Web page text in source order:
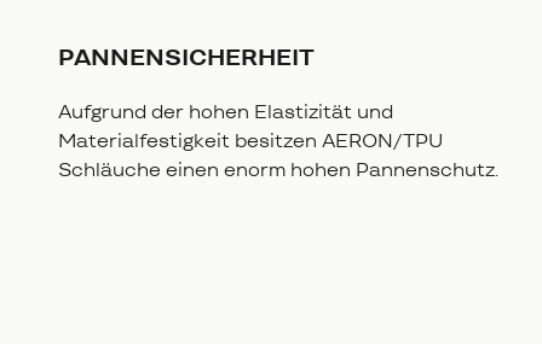
PANNENSICHERHEIT
Aufgrund der hohen Elastizität und
Materialfestigkeit besitzen AERON/TPU
Schläuche einen enorm hohen Pannenschutz.